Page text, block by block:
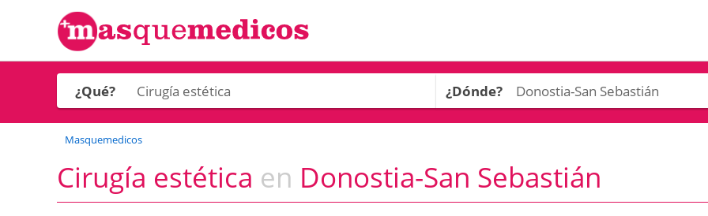
¿Qué? ¿Dónde?
Masquemedicos
Cirugía estética en Donostia-San Sebastián